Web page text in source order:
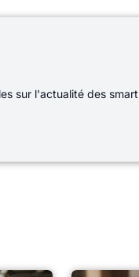
sur l'actualité des